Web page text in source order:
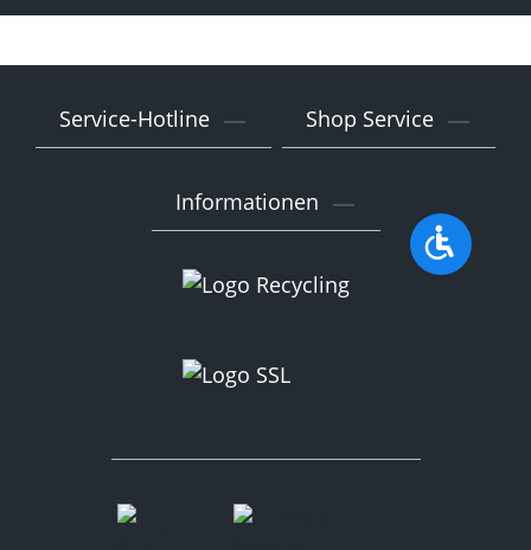
Service-Hotline Shop Service
Informationen